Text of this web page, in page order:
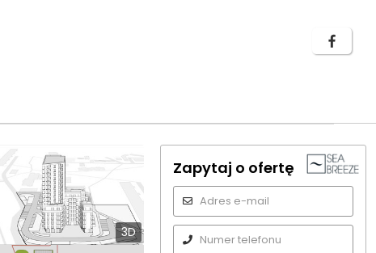
3D
Zapytaj o ofertę